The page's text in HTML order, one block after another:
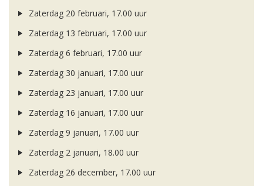
Zaterdag 20 februari, 17.00 uur
Zaterdag 13 februari, 17.00 uur
Zaterdag 6 februari, 17.00 uur
Zaterdag 30 januari, 17.00 uur
Zaterdag 23 januari, 17.00 uur
Zaterdag 16 januari, 17.00 uur
Zaterdag 9 januari, 17.00 uur
Zaterdag 2 januari, 18.00 uur
Zaterdag 26 december, 17.00 uur